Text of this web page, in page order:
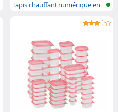
Tapis chauffant numérique en